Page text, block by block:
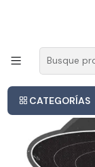
CATEGORÍAS